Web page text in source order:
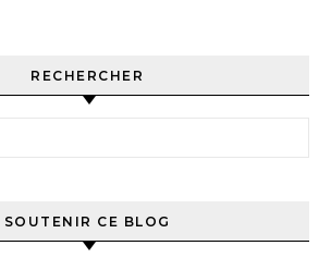
RECHERCHER
SOUTENIR CE BLOG